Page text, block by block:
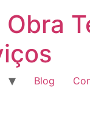
Blog